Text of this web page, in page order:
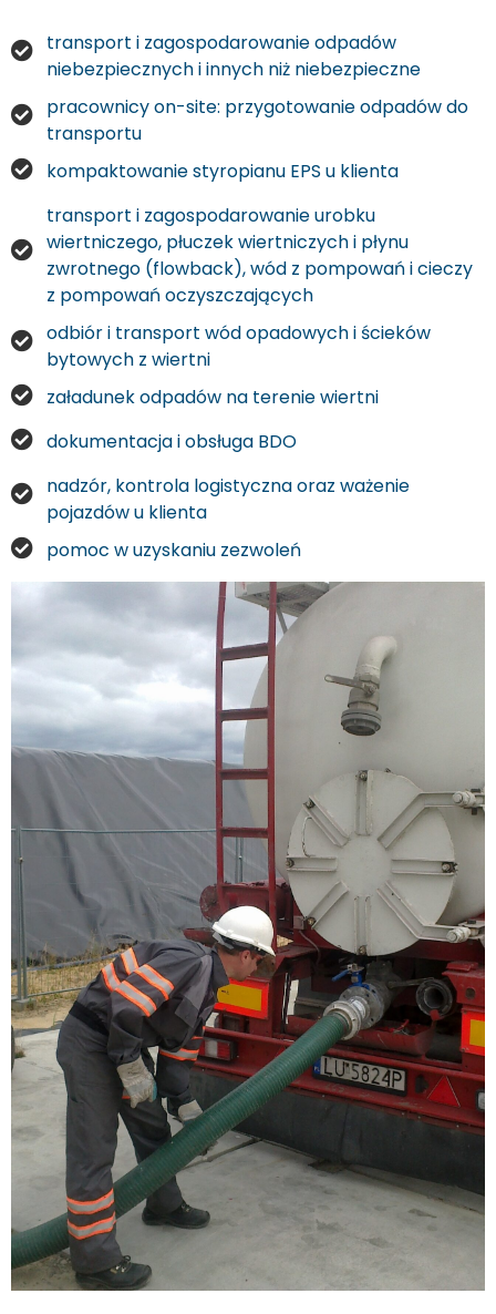
transport i zagospodarowanie odpadów
niebezpiecznych i innych niż niebezpieczne
pracownicy on-site: przygotowanie odpadów do
transportu
kompaktowanie styropianu EPS u klienta
transport i zagospodarowanie urobku
wiertniczego, płuczek wiertniczych i płynu
zwrotnego (flowback), wód z pompowań i cieczy
z pompowań oczyszczających
odbiór i transport wód opadowych i ścieków
bytowych z wiertni
załadunek odpadów na terenie wiertni
dokumentacja i obsługa BDO
nadzór, kontrola logistyczna oraz ważenie
pojazdów u klienta
pomoc w uzyskaniu zezwoleń